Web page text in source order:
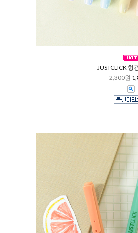
JUSTCLICK 형
2,300원